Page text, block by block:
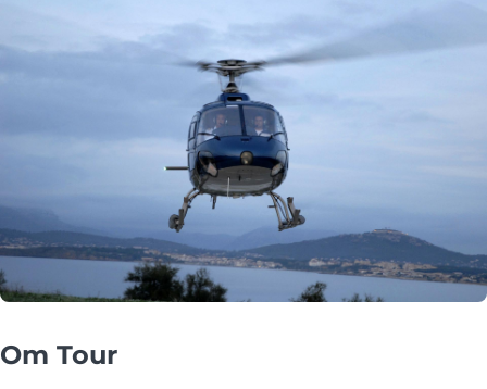
Om Tour